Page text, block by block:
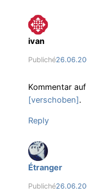
ivan
Publiché
Kommentar
[verschoben].
Reply
Étranger
Publiché